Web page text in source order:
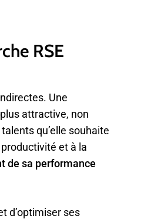
RSE
Une
attractive, non
qu’elle souhaite
et à la
de sa performance
d’optimiser ses